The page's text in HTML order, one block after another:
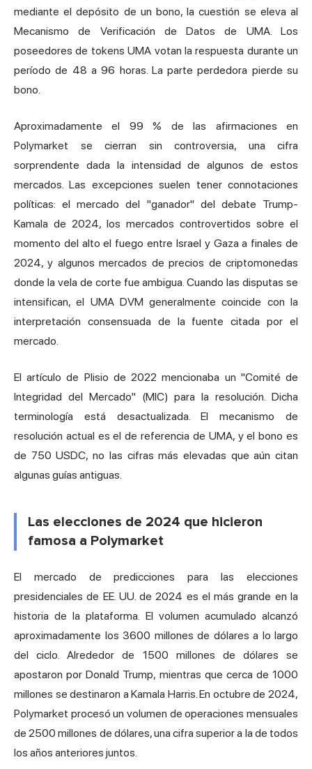
mediante el depósito de un bono, la cuestión se eleva al
Mecanismo de Verificación de Datos de UMA. Los
poseedores de tokens UMA votan la respuesta durante un
período de 48 a 96 horas. La parte perdedora pierde su
bono.
Aproximadamente el 99 % de las afirmaciones en
Polymarket se cierran sin controversia, una cifra
sorprendente dada la intensidad de algunos de estos
mercados. Las excepciones suelen tener connotaciones
políticas: el mercado del "ganador" del debate Trump-
Kamala de 2024, los mercados controvertidos sobre el
momento del alto el fuego entre Israel y Gaza a finales de
2024, y algunos mercados de precios de criptomonedas
donde la vela de corte fue ambigua. Cuando las disputas se
intensifican, el UMA DVM generalmente coincide con la
interpretación consensuada de la fuente citada por el
mercado.
El artículo de Plisio de 2022 mencionaba un "Comité de
Integridad del Mercado" (MIC) para la resolución. Dicha
terminología está desactualizada. El mecanismo de
resolución actual es el de referencia de UMA, y el bono es
de 750 USDC, no las cifras más elevadas que aún citan
algunas guías antiguas.
Las elecciones de 2024 que hicieron
famosa a Polymarket
El mercado de predicciones para las elecciones
presidenciales de EE. UU. de 2024 es el más grande en la
historia de la plataforma. El volumen acumulado alcanzó
aproximadamente los 3600 millones de dólares a lo largo
del ciclo. Alrededor de 1500 millones de dólares se
apostaron por Donald Trump, mientras que cerca de 1000
millones se destinaron a Kamala Harris. En octubre de 2024,
Polymarket procesó un volumen de operaciones mensuales
de 2500 millones de dólares, una cifra superior a la de todos
los años anteriores juntos.